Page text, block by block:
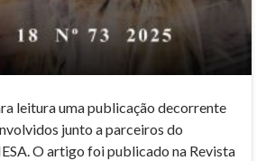
leitura uma publicação decorrente
junto a parceiros do
O artigo foi publicado na Revista